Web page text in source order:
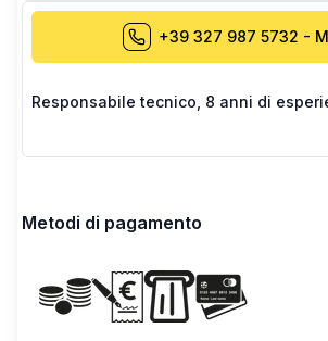
+39 327 987 5732 -
Responsabile tecnico 8 anni di
Metodi di pagamento